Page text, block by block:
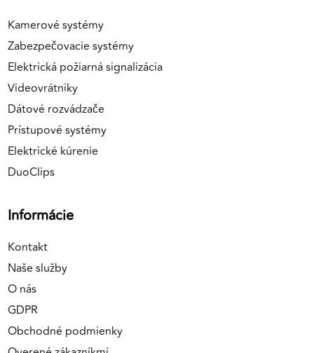
Kamerové systémy
Zabezpečovacie systémy
Elektrická požiarná signalizácia
Videovrátniky
Dátové rozvádzače
Prístupové systémy
Elektrické kúrenie
DuoClips
Informácie
Kontakt
Naše služby
O nás
GDPR
Obchodné podmienky